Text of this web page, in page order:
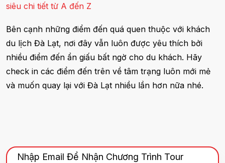
siêu chi tiết từ A đến Z
Bên cạnh những điểm đến quá quen thuộc với khách
du lịch Đà Lạt, nơi đây vẫn luôn được yêu thích bởi
nhiều điểm đến ẩn giấu bất ngờ cho du khách. Hãy
check in các điểm đến trên về tâm trạng luôn mới mẻ
và muốn quay lại với Đà Lạt nhiều lần hơn nữa nhé.
Nhập Email Để Nhận Chương Trình Tour